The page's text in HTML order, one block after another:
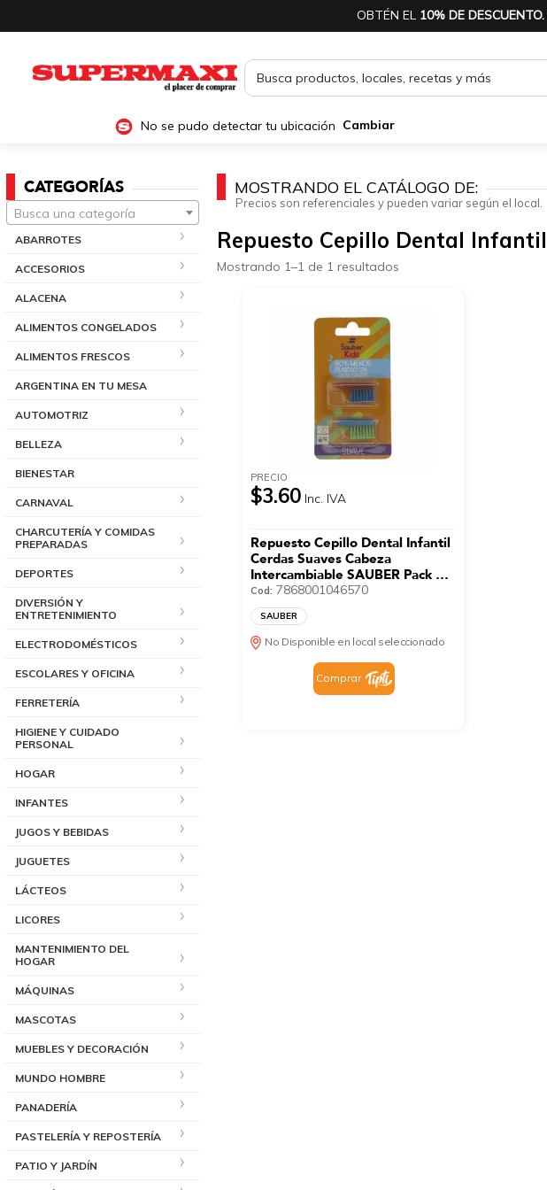
OBTÉN EL 10% DE DESCUENTO.
No se pudo detectar tu ubicación Cambiar
CATEGORÍAS
Busca una categoría
ABARROTES
ACCESORIOS
ALACENA
ALIMENTOS CONGELADOS
ALIMENTOS FRESCOS
ARGENTINA EN TU MESA
AUTOMOTRIZ
BELLEZA
BIENESTAR
CARNAVAL
CHARCUTERÍA Y COMIDAS
PREPARADAS
DEPORTES
DIVERSIÓN Y
ENTRETENIMIENTO
ELECTRODOMÉSTICOS
ESCOLARES Y OFICINA
FERRETERÍA
HIGIENE Y CUIDADO
PERSONAL
HOGAR
INFANTES
JUGOS Y BEBIDAS
JUGUETES
LÁCTEOS
LICORES
MANTENIMIENTO DEL
HOGAR
MÁQUINAS
MASCOTAS
MUEBLES Y DECORACIÓN
MUNDO HOMBRE
PANADERÍA
PASTELERÍA Y REPOSTERÍA
PATIO Y JARDÍN
MOSTRANDO EL CATÁLOGO DE:
Precios son referenciales y pueden variar según el local.
Repuesto Cepillo Dental Infantil
Mostrando 1–1 de 1 resultados
PRECIO
$3.60 Inc. IVA
Repuesto Cepillo Dental Infantil
Cerdas Suaves Cabeza
Intercambiable SAUBER Pack X2
U
Cod: 7868001046570
SAUBER
No Disponible en local seleccionado
Comprar